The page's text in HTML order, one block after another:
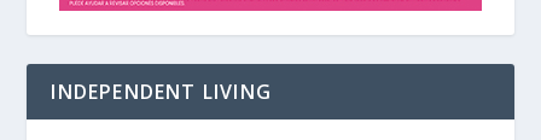
INDEPENDENT LIVING